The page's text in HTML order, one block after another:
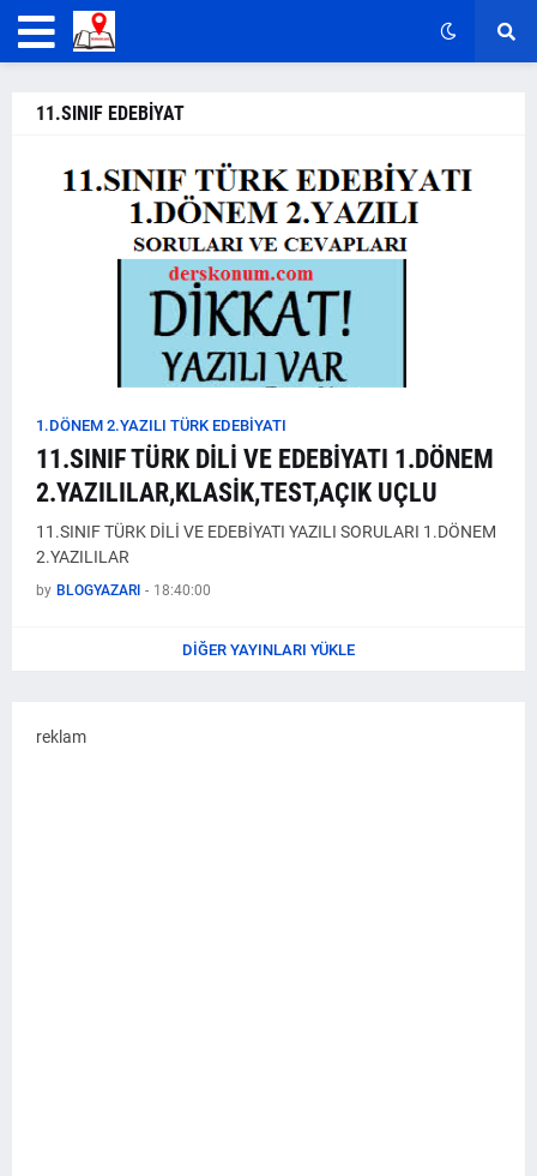
11.SINIF EDEBİYAT
1.DÖNEM 2.YAZILI TÜRK EDEBİYATI
11.SINIF TÜRK DİLİ VE EDEBİYATI 1.DÖNEM
2.YAZILILAR,KLASİK,TEST,AÇIK UÇLU
11.SINIF TÜRK DİLİ VE EDEBİYATI YAZILI SORULARI 1.DÖNEM
2.YAZILILAR
by BLOGYAZARI - 18:40:00
DIĞER YAYINLARI YÜKLE
reklam